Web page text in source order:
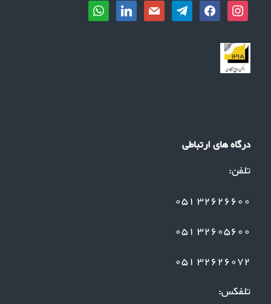
instagram
facebook
telegram
mail
linkedin
whatsapp
درگاه های ارتباطی
تلفن:
32626600 051
32605600 051
32626072 051
تلفکس: